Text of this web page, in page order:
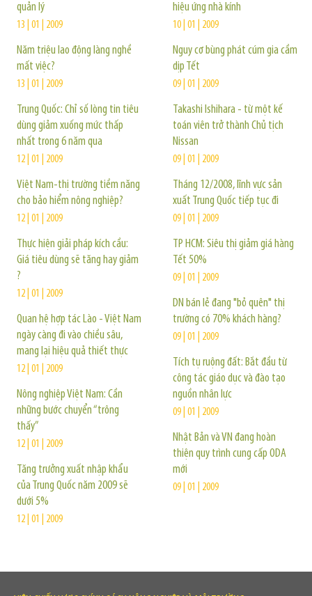
quản lý
13 | 01 | 2009
Năm triệu lao động làng nghề
mất việc?
13 | 01 | 2009
Trung Quốc: Chỉ số lòng tin tiêu
dùng giảm xuống mức thấp
nhất trong 6 năm qua
12 | 01 | 2009
Việt Nam-thị trường tiềm năng
cho bảo hiểm nông nghiệp?
12 | 01 | 2009
Thực hiện giải pháp kích cầu:
Giá tiêu dùng sẽ tăng hay giảm
?
12 | 01 | 2009
Quan hệ hợp tác Lào - Việt Nam
ngày càng đi vào chiều sâu,
mang lại hiệu quả thiết thực
12 | 01 | 2009
Nông nghiệp Việt Nam: Cần
những bước chuyển “trông
thấy”
12 | 01 | 2009
Tăng trưởng xuất nhập khẩu
của Trung Quốc năm 2009 sẽ
dưới 5%
12 | 01 | 2009
hiệu ứng nhà kính
10 | 01 | 2009
Nguy cơ bùng phát cúm gia cầm
dịp Tết
09 | 01 | 2009
Takashi Ishihara - từ một kế
toán viên trở thành Chủ tịch
Nissan
09 | 01 | 2009
Tháng 12/2008, lĩnh vực sản
xuất Trung Quốc tiếp tục đi
09 | 01 | 2009
TP HCM: Siêu thị giảm giá hàng
Tết 50%
09 | 01 | 2009
DN bán lẻ đang "bỏ quên" thị
trường có 70% khách hàng?
09 | 01 | 2009
Tích tụ ruộng đất: Bắt đầu từ
công tác giáo dục và đào tạo
nguồn nhân lực
09 | 01 | 2009
Nhật Bản và VN đang hoàn
thiện quy trình cung cấp ODA
mới
09 | 01 | 2009